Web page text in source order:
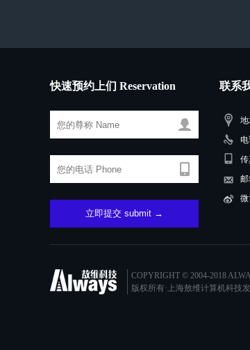
快速预约上们 Reservation 联系
地
电
传
邮
微
COPYRIGHT © 2004-2018
版权所有·上海敖维计算机科技